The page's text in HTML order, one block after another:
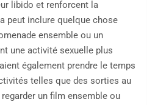
libido et renforcent la
peut inclure quelque chose
ensemble ou un
une activité sexuelle plus
également prendre le temps
telles que des sorties au
un film ensemble ou